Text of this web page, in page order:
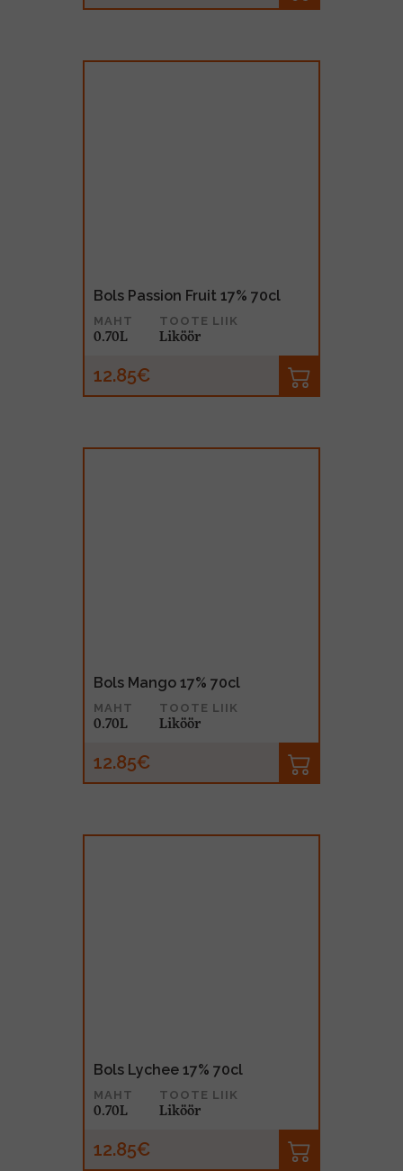
Bols Passion Fruit 17% 70cl
MAHT
0.70L
TOOTE LIIK
Liköör
12.85€
Bols Mango 17% 70cl
MAHT
0.70L
TOOTE LIIK
Liköör
12.85€
Bols Lychee 17% 70cl
MAHT
0.70L
TOOTE LIIK
Liköör
12.85€